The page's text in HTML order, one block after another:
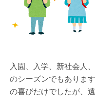
入園、入学、新社会人
のシーズンでもありま
の喜びだけでしたが、